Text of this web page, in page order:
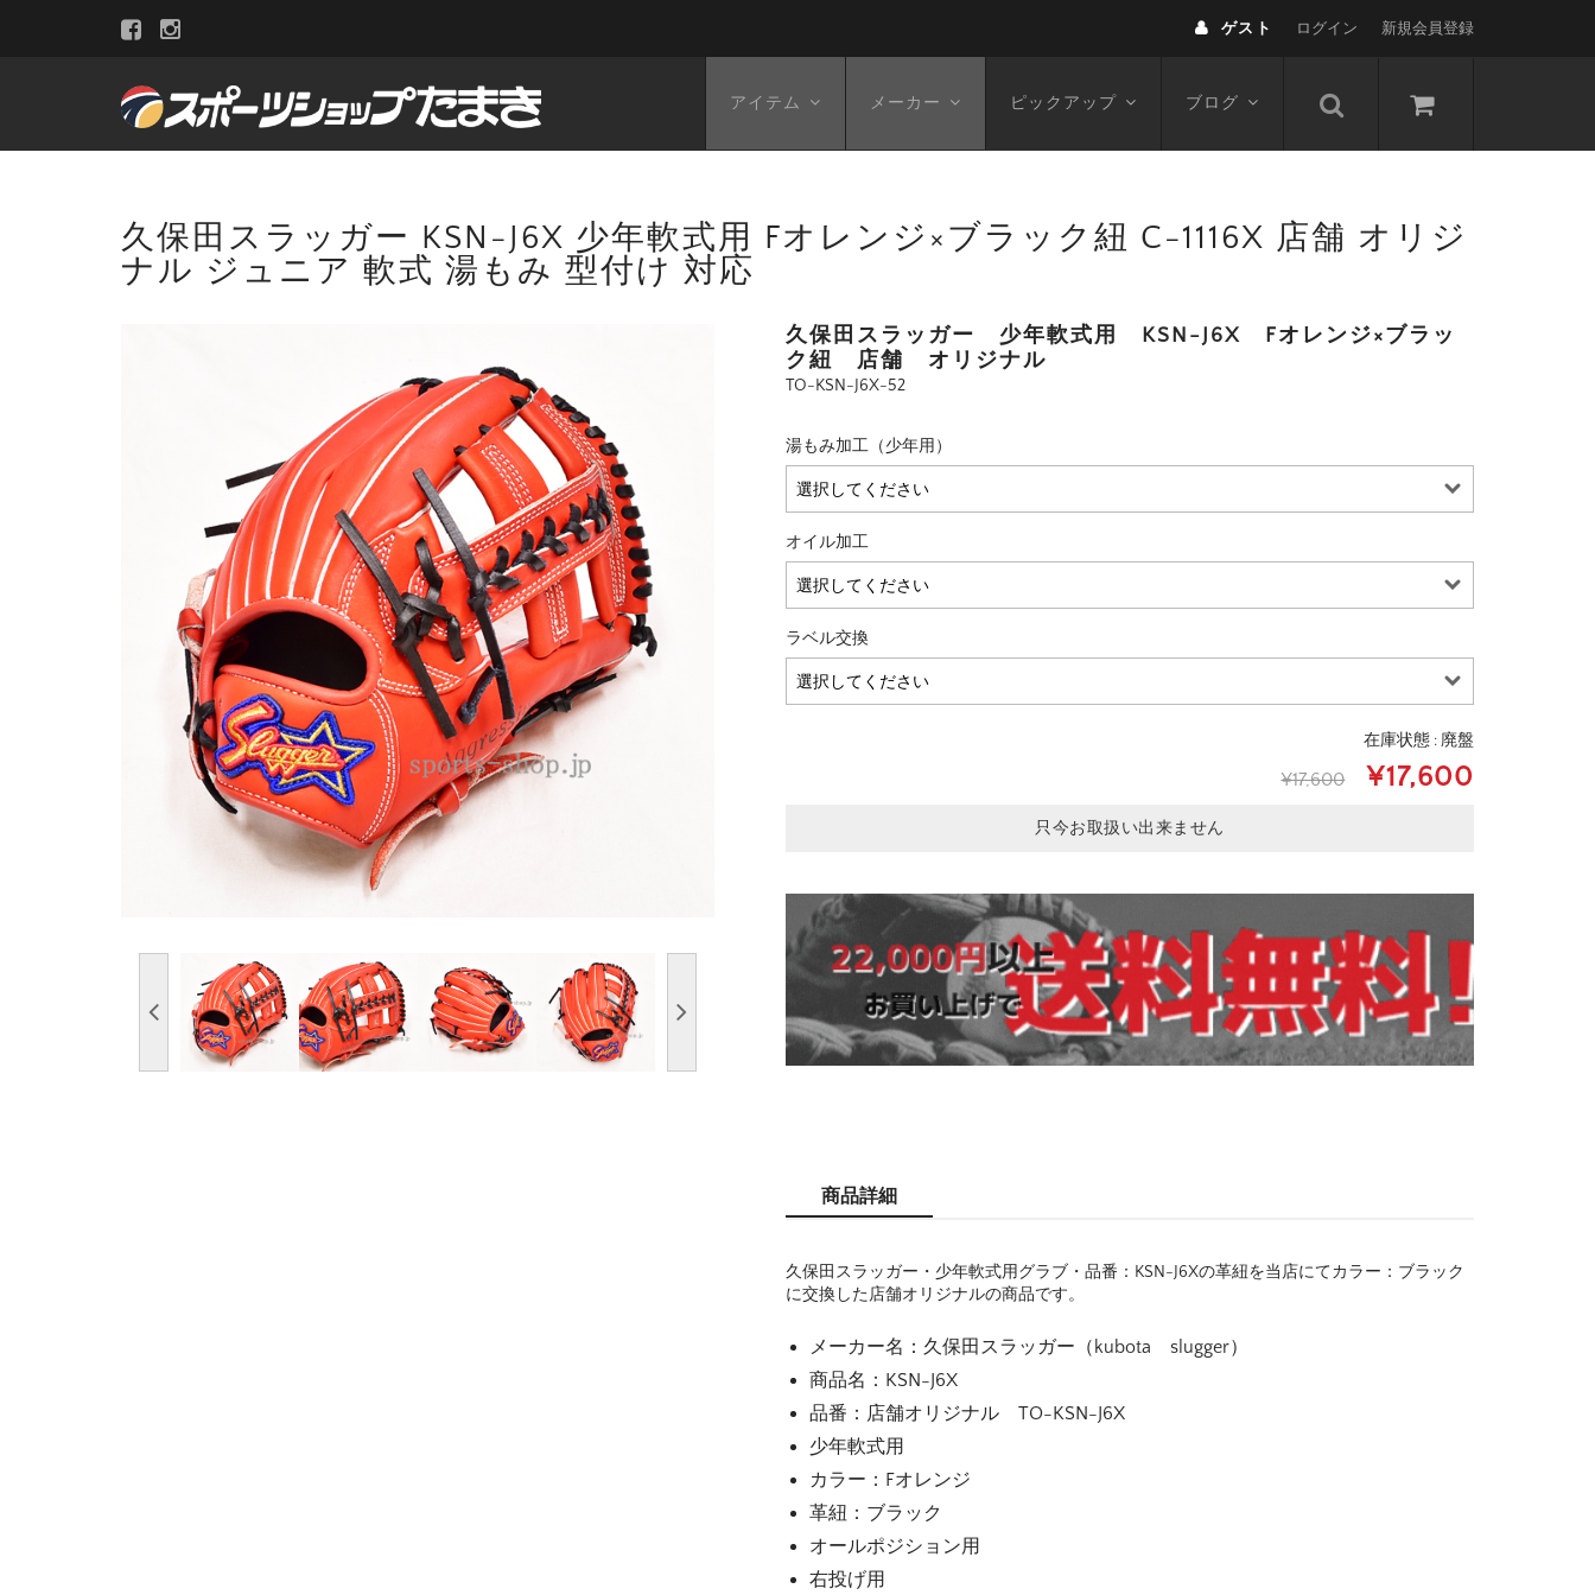
ゲスト ログイン 新規会員登録
アイテム メーカー ピックアップ ブログ
久保田スラッガー KSN-J6X 少年軟式用 Fオレンジ×ブラック紐 C-1116X 店舗 オリジ
ナル ジュニア 軟式 湯もみ 型付け 対応
久保田スラッガー 少年軟式用 KSN-J6X Fオレンジ×ブラッ
ク紐 店舗 オリジナル
TO-KSN-J6X-52
湯もみ加工（少年用）
オイル加工
ラベル交換
在庫状態 : 廃盤
¥17,600 ¥17,600
只今お取扱い出来ません
商品詳細
久保田スラッガー・少年軟式用グラブ・品番：KSN-J6Xの革紐を当店にてカラー：ブラック
に交換した店舗オリジナルの商品です。
メーカー名：久保田スラッガー（kubota slugger）
商品名：KSN-J6X
品番：店舗オリジナル TO-KSN-J6X
少年軟式用
カラー：Fオレンジ
革紐：ブラック
オールポジション用
右投げ用